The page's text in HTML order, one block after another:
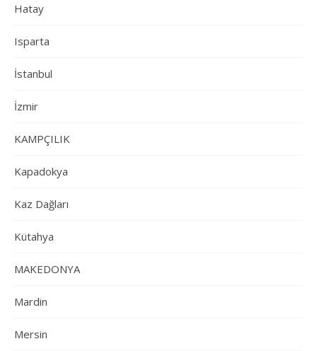
Hatay
Isparta
İstanbul
İzmir
KAMPÇILIK
Kapadokya
Kaz Dağları
Kütahya
MAKEDONYA
Mardin
Mersin